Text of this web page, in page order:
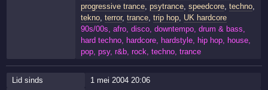
progressive trance, psytrance, speedcore, techno,
tekno, terror, trance, trip hop, UK hardcore
90s/00s, afro, disco, downtempo, drum & bass,
hard techno, hardcore, hardstyle, hip hop, house,
pop, psy, r&b, rock, techno, trance
Lid sinds
1 mei 2004 20:06